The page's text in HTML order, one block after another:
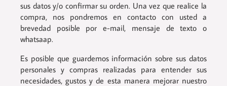
sus datos y/o confirmar su orden. Una vez que realice la
compra, nos pondremos en contacto con usted a
brevedad posible por e-mail, mensaje de texto o
whatsaap.
Es posible que guardemos información sobre sus datos
personales y compras realizadas para entender sus
necesidades, gustos y de esta manera mejorar nuestro